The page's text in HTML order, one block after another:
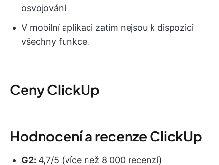
osvojování
V mobilní aplikaci zatím nejsou k dispozici
všechny funkce.
Ceny ClickUp
Hodnocení a recenze ClickUp
G2: 4,7/5 (více než 8 000 recenzí)